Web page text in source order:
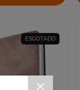
ESGOTADO